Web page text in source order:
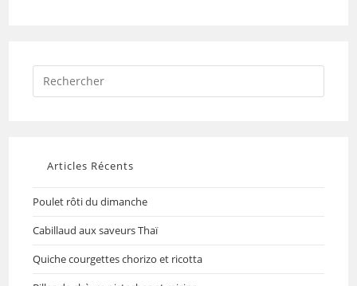
Articles Récents
Poulet rôti du dimanche
Cabillaud aux saveurs Thaï
Quiche courgettes chorizo et ricotta